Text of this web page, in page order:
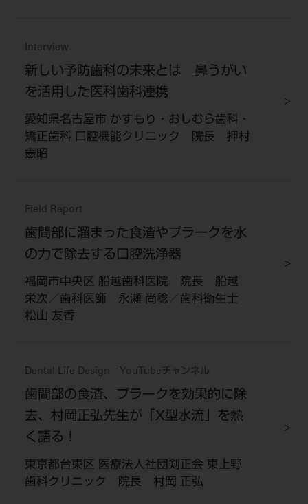
Interview
新しい予防歯科の未来とは 鼻うがい
を活用した医科歯科連携
愛知県名古屋市 かすもり・おしむら歯科・
矯正歯科 口腔機能クリニック 院長 押村
憲昭
Field Report
歯間部に溜まった食渣やプラークを水
の力で除去する口腔洗浄器
福岡市中央区 船越歯科医院 院長 船越
栄次／歯科医師 永瀬 尚稔／歯科衛生士
松山 友香
Dental Life Design YouTubeチャンネル
歯間部の食渣、プラークを効果的に除
去、村岡正弘先生が「X型水流」を熱
く語る！
東京都台東区 医療法人社団剣正会 東上野
歯科クリニック 院長 村岡 正弘